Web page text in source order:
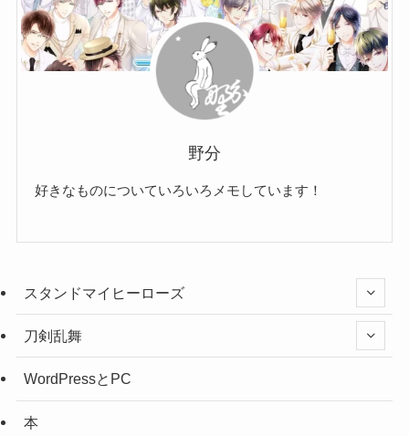
野分
好きなものについていろいろメモしています！
スタンドマイヒーローズ
刀剣乱舞
WordPressとPC
本